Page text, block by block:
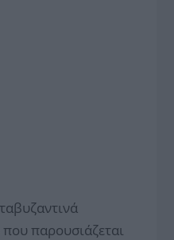
παρουσιάζεται